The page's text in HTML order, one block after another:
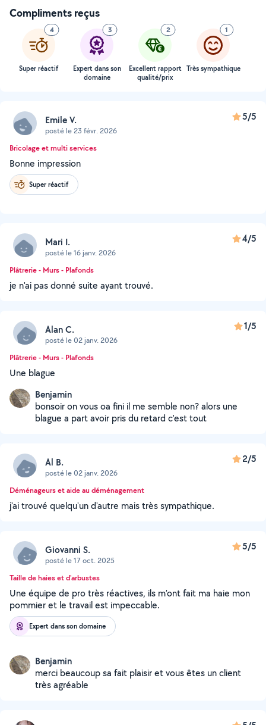
Compliments reçus
4
Super réactif
3
Expert dans son
domaine
2
Excellent rapport
qualité/prix
1
Très sympathique
Emile V.
posté le 23 févr. 2026
5/5
Bricolage et multi services
Bonne impression
Super réactif
Mari I.
posté le 16 janv. 2026
4/5
Plâtrerie - Murs - Plafonds
je n'ai pas donné suite ayant trouvé.
Alan C.
posté le 02 janv. 2026
1/5
Plâtrerie - Murs - Plafonds
Une blague
Benjamin
bonsoir on vous oa fini il me semble non? alors une
blague a part avoir pris du retard c'est tout
Al B.
posté le 02 janv. 2026
2/5
Déménageurs et aide au déménagement
j'ai trouvé quelqu'un d'autre mais très sympathique.
Giovanni S.
posté le 17 oct. 2025
5/5
Taille de haies et d'arbustes
Une équipe de pro très réactives, ils m’ont fait ma haie mon
pommier et le travail est impeccable.
Expert dans son domaine
Benjamin
merci beaucoup sa fait plaisir et vous êtes un client
très agréable